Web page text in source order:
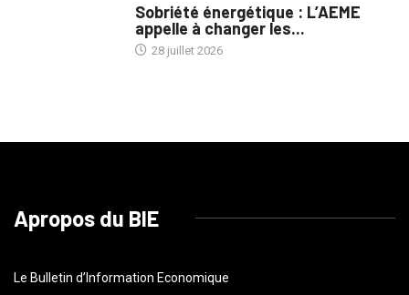
Sobriété énergétique : L’AEME
appelle à changer les...
28 juillet 2026
Apropos du BIE
Le Bulletin d’Information Economique